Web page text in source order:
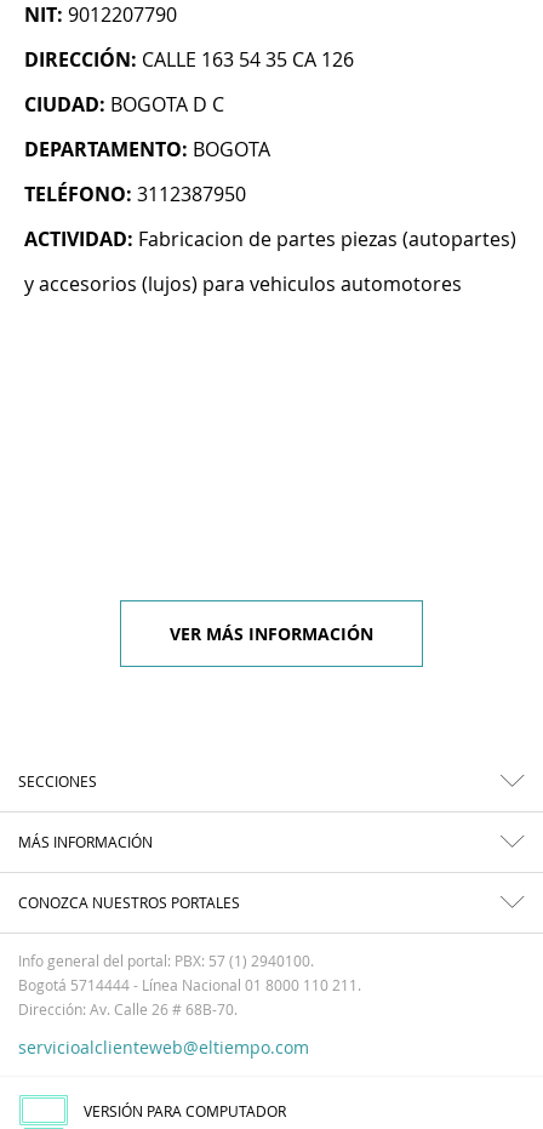
NIT: 9012207790
DIRECCIÓN: CALLE 163 54 35 CA 126
CIUDAD: BOGOTA D C
DEPARTAMENTO: BOGOTA
TELÉFONO: 3112387950
ACTIVIDAD: Fabricacion de partes piezas (autopartes)
y accesorios (lujos) para vehiculos automotores
VER MÁS INFORMACIÓN
SECCIONES
MÁS INFORMACIÓN
CONOZCA NUESTROS PORTALES
Info general del portal: PBX: 57 (1) 2940100.
Bogotá 5714444 - Línea Nacional 01 8000 110 211.
Dirección: Av. Calle 26 # 68B-70.
servicioalclienteweb@eltiempo.com
VERSIÓN PARA COMPUTADOR